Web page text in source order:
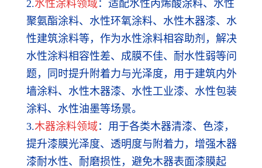
2.水性涂料领域 ：适配水性丙烯酸涂料、水性
聚氨酯涂料、水性环氧涂料、水性木器漆、水
性建筑涂料等，作为水性涂料相容助剂，解决
水性涂料相容性差、成膜不佳、耐水性弱等问
题，同时提升附着力与光泽度，用于建筑内外
墙涂料、水性木器漆、水性工业漆、水性包装
涂料、水性油墨等场景。
3.木器涂料领域 ：用于各类木器清漆、色漆，
提升漆膜光泽度、透明度与附着力，增强木器
漆耐水性、耐磨损性，避免木器表面漆膜起